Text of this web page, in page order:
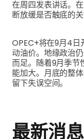
在周四发表讲话。
断放缓是否触底的关
OPEC+将在9月4日
动油价。地缘政治
而足。随着9月季节
能加大。月底的整
留下失误空间。
最新消息